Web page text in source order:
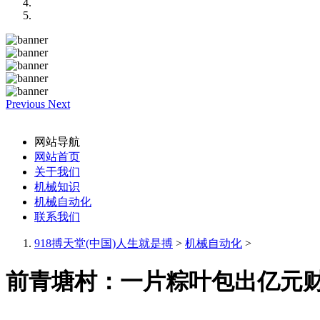
Previous Next
网站导航
网站首页
关于我们
机械知识
机械自动化
联系我们
918搏天堂(中国)人生就是搏 > 机械自动化 >
前青塘村：一片粽叶包出亿元